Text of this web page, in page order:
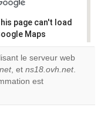
page can't load
Maps
Do you
own this
le serveur web
, et ns18.ovh.net.
est